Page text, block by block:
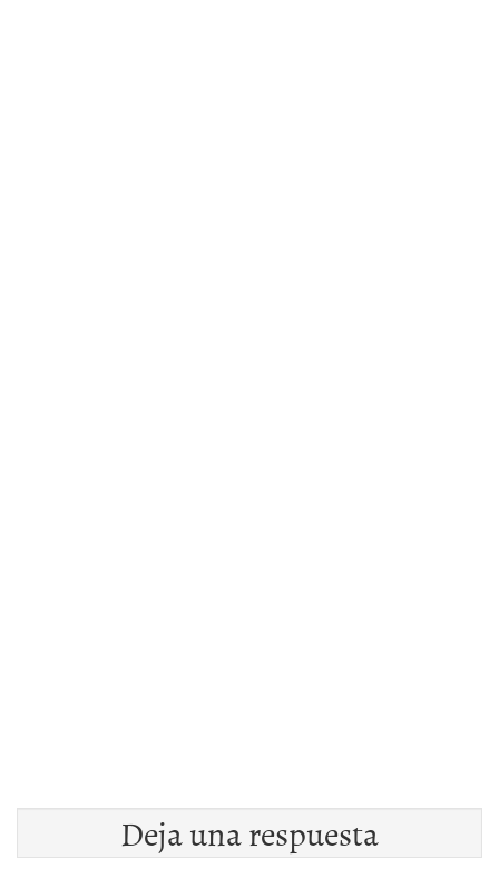
Deja una respuesta